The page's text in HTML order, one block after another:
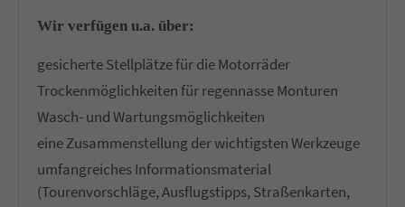
Wir verfügen u.a. über:
gesicherte Stellplätze für die Motorräder
Trockenmöglichkeiten für regennasse Monturen
Wasch- und Wartungsmöglichkeiten
eine Zusammenstellung der wichtigsten Werkzeuge
umfangreiches Informationsmaterial
(Tourenvorschläge, Ausflugstipps, Straßenkarten,